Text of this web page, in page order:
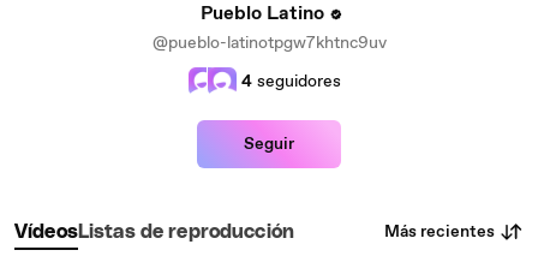
Pueblo Latino
@pueblo-latinotpgw7khtnc9uv
4 seguidores
Seguir
VídeosListas de reproducción Más recientes